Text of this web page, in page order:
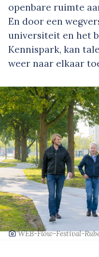
openbare ruimte
En door een
universiteit en het
Kennispark, kan
weer naar elkaar
‘WEB-Flow-Festival-